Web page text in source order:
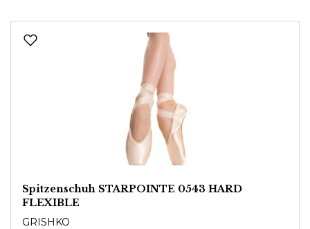
Spitzenschuh STARPOINTE 0543 HARD
FLEXIBLE
GRISHKO